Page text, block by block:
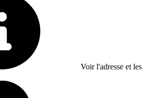
Voir l'adresse et les